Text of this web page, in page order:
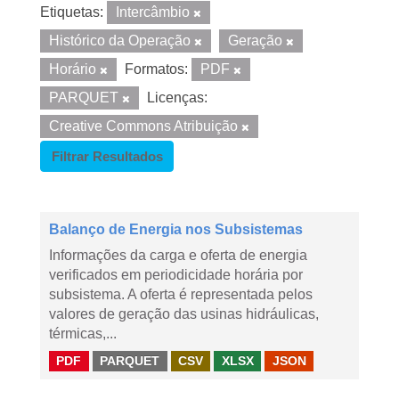
Etiquetas:
Intercâmbio
Histórico da Operação
Geração
Horário
Formatos:
PDF
PARQUET
Licenças:
Creative Commons Atribuição
Filtrar Resultados
Balanço de Energia nos Subsistemas
Informações da carga e oferta de energia
verificados em periodicidade horária por
subsistema. A oferta é representada pelos
valores de geração das usinas hidráulicas,
térmicas,...
PDF PARQUET CSV XLSX JSON